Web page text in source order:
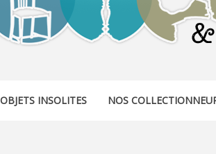
OBJETS INSOLITES NOS